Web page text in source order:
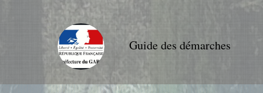
Guide des démarches